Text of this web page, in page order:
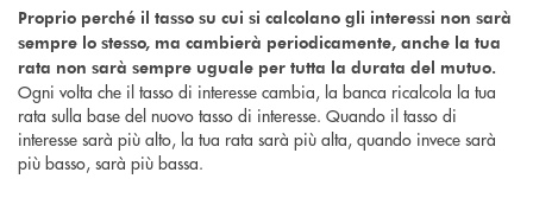
Proprio perché il tasso su cui si calcolano gli interessi non sarà
sempre lo stesso, ma cambierà periodicamente, anche la tua
rata non sarà sempre uguale per tutta la durata del mutuo.
Ogni volta che il tasso di interesse cambia, la banca ricalcola la tua
rata sulla base del nuovo tasso di interesse. Quando il tasso di
interesse sarà più alto, la tua rata sarà più alta, quando invece sarà
più basso, sarà più bassa.